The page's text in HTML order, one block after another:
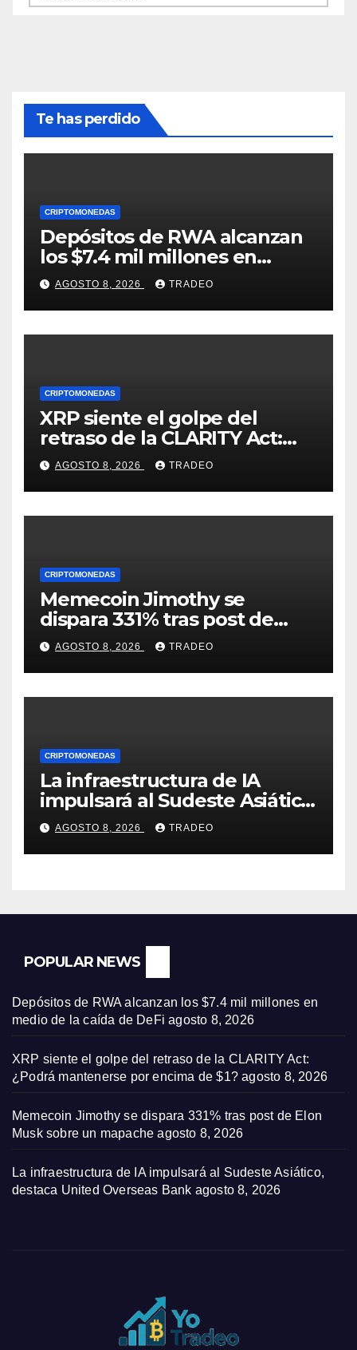
Te has perdido
CRIPTOMONEDAS
Depósitos de RWA alcanzan
los $7.4 mil millones en
medio de la caída de DeFi
AGOSTO 8, 2026 TRADEO
CRIPTOMONEDAS
XRP siente el golpe del
retraso de la CLARITY Act:
¿Podrá mantenerse por
encima de $1?
AGOSTO 8, 2026 TRADEO
CRIPTOMONEDAS
Memecoin Jimothy se
dispara 331% tras post de
Elon Musk sobre un
mapache
AGOSTO 8, 2026 TRADEO
CRIPTOMONEDAS
La infraestructura de IA
impulsará al Sudeste Asiático,
destaca United Overseas
Bank
AGOSTO 8, 2026 TRADEO
POPULAR NEWS
Depósitos de RWA alcanzan los $7.4 mil millones en
medio de la caída de DeFi agosto 8, 2026
XRP siente el golpe del retraso de la CLARITY Act:
¿Podrá mantenerse por encima de $1? agosto 8, 2026
Memecoin Jimothy se dispara 331% tras post de Elon
Musk sobre un mapache agosto 8, 2026
La infraestructura de IA impulsará al Sudeste Asiático,
destaca United Overseas Bank agosto 8, 2026